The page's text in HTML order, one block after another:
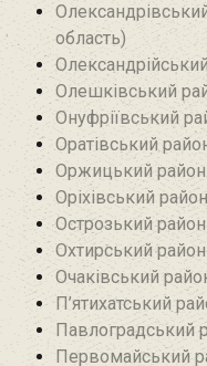
область)
Олешківський
Онуфріївський
Оратівський
Оржицький район
Оріхівський район
Острозький район
Охтирський район
Очаківський
П’ятихатський
Павлоградський
Первомайський